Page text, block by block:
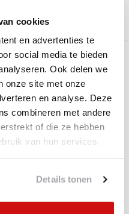
cookies
en advertenties te
social media te bieden
Ook delen we
onze site met onze
en analyse. Deze
combineren met andere
of die ze hebben
van hun services.
Details tonen
(74KW/101PK - 1995 t/m
101PK - 1995 t/m 2002)
bij bestellen.
SALE